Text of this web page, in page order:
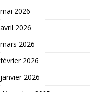
mai 2026
avril 2026
mars 2026
février 2026
janvier 2026